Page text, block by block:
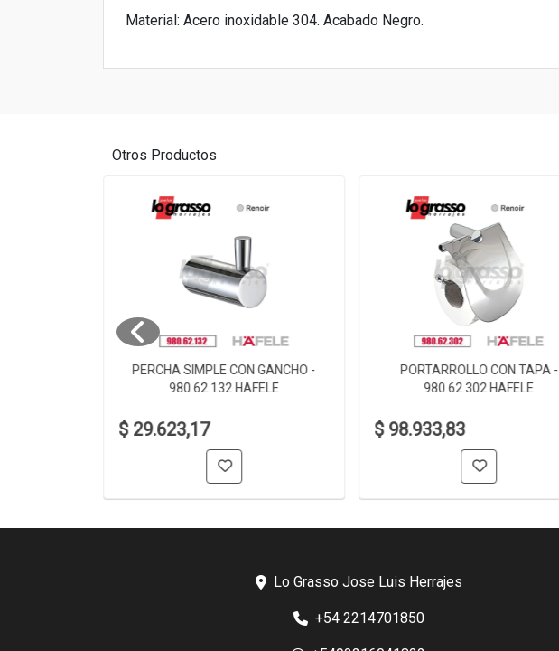
Material: Acero inoxidable 304. Acabado Negro.
Otros Productos
PERCHA SIMPLE CON GANCHO -
980.62.132 HAFELE
$ 29.623,17
PORTARROLLO CON TAPA -
980.62.302 HAFELE
$ 98.933,83
Lo Grasso Jose Luis Herrajes
+54 2214701850